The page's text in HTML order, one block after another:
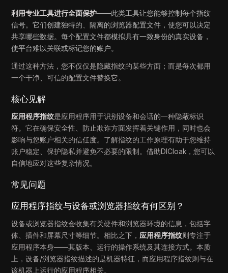
利用专业工具进行全面保护——此类工具让您能够控制每个指纹
信号。它们创建独特的、隔离的浏览器配置文件，使您可以决定
共享哪些数据。每个配置文件都模拟具有一致身份的真实设备，
使平台难以关联或标记您的账户。
通过这种方法，您不仅仅是隐藏指纹的某些方面；而是每次都用
一个干净、可信的配置文件替换它。
核心见解
应用程序指纹是应用程序用于识别设备和会话的一种隐蔽标识
符。它在确保安全性、防止欺诈方面发挥着关键作用，同时也会
影响与您账户相关的信任度。了解指纹的工作原理有助于您维持
账户稳定、保护隐私并避免不必要的限制。借助DICloak，您可以
自信地应对这些复杂情况。
常见问题
应用程序指纹与设备或浏览器指纹有何区别？
设备或浏览器指纹会收集有关硬件和浏览器环境的信息，包括字
体、插件和屏幕尺寸等细节。相比之下， 应用程序指纹则专注于
应用程序本身——其版本、运行的操作系统及其连接方式。本质
上，设备/浏览器指纹描述的是机器特征，而应用程序指纹则与在
该机器上运行的应用程序相关。